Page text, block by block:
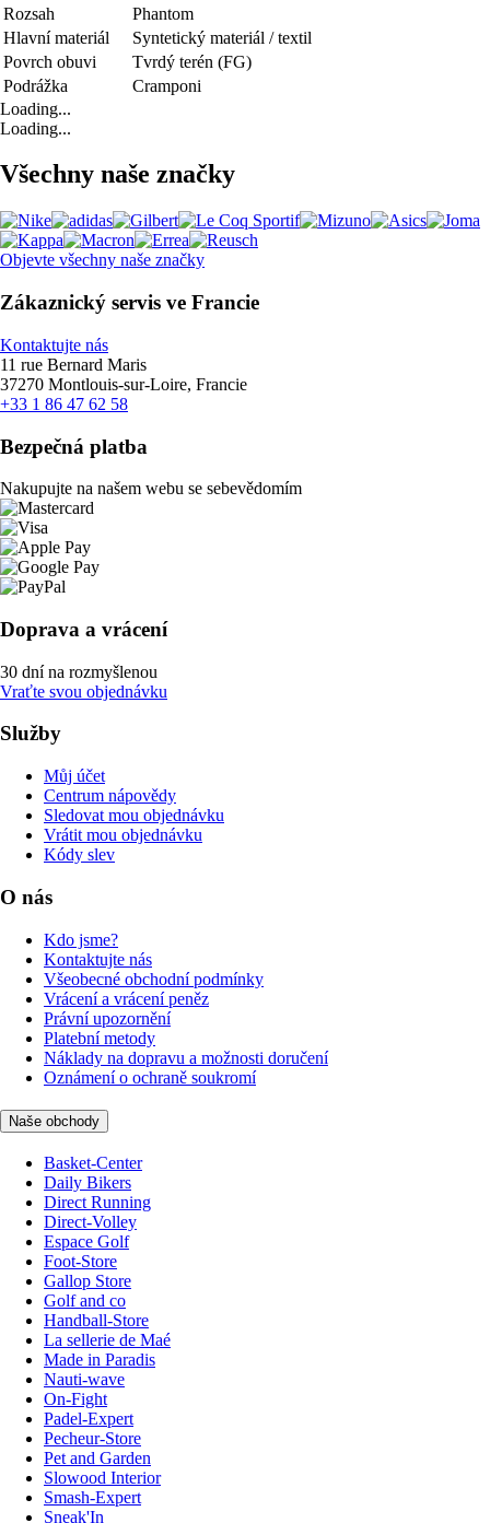
Rozsah
Phantom
Hlavní materiál
Syntetický materiál / textil
Povrch obuvi
Tvrdý terén (FG)
Podrážka
Cramponi
Loading...
Loading...
Všechny naše značky
Objevte všechny naše značky
Zákaznický servis ve Francie
Kontaktujte nás
11 rue Bernard Maris
37270 Montlouis-sur-Loire, Francie
+33 1 86 47 62 58
Bezpečná platba
Nakupujte na našem webu se sebevědomím
Doprava a vrácení
30 dní na rozmyšlenou
Vraťte svou objednávku
Služby
Můj účet
Centrum nápovědy
Sledovat mou objednávku
Vrátit mou objednávku
Kódy slev
O nás
Kdo jsme?
Kontaktujte nás
Všeobecné obchodní podmínky
Vrácení a vrácení peněz
Právní upozornění
Platební metody
Náklady na dopravu a možnosti doručení
Oznámení o ochraně soukromí
Naše obchody
Basket-Center
Daily Bikers
Direct Running
Direct-Volley
Espace Golf
Foot-Store
Gallop Store
Golf and co
Handball-Store
La sellerie de Maé
Made in Paradis
Nauti-wave
On-Fight
Padel-Expert
Pecheur-Store
Pet and Garden
Slowood Interior
Smash-Expert
Sneak'In